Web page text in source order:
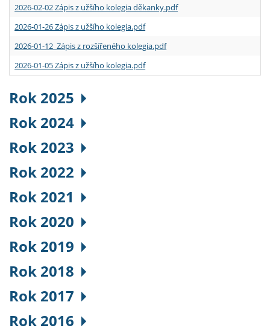
2026-02-02 Zápis z užšího kolegia děkanky.pdf
2026-01-26 Zápis z užšího kolegia.pdf
2026-01-12 Zápis z rozšířeného kolegia.pdf
2026-01-05 Zápis z užšího kolegia.pdf
Rok 2025
Rok 2024
Rok 2023
Rok 2022
Rok 2021
Rok 2020
Rok 2019
Rok 2018
Rok 2017
Rok 2016